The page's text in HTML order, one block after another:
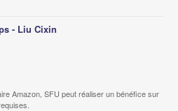
- Liu Cixin
Amazon, SFU peut réaliser un bénéfice sur